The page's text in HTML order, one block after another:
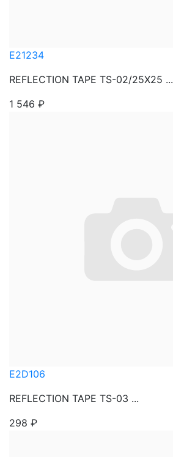
E21234
REFLECTION TAPE TS-02/25X25 ...
1 546 ₽
E2D106
REFLECTION TAPE TS-03 ...
298 ₽